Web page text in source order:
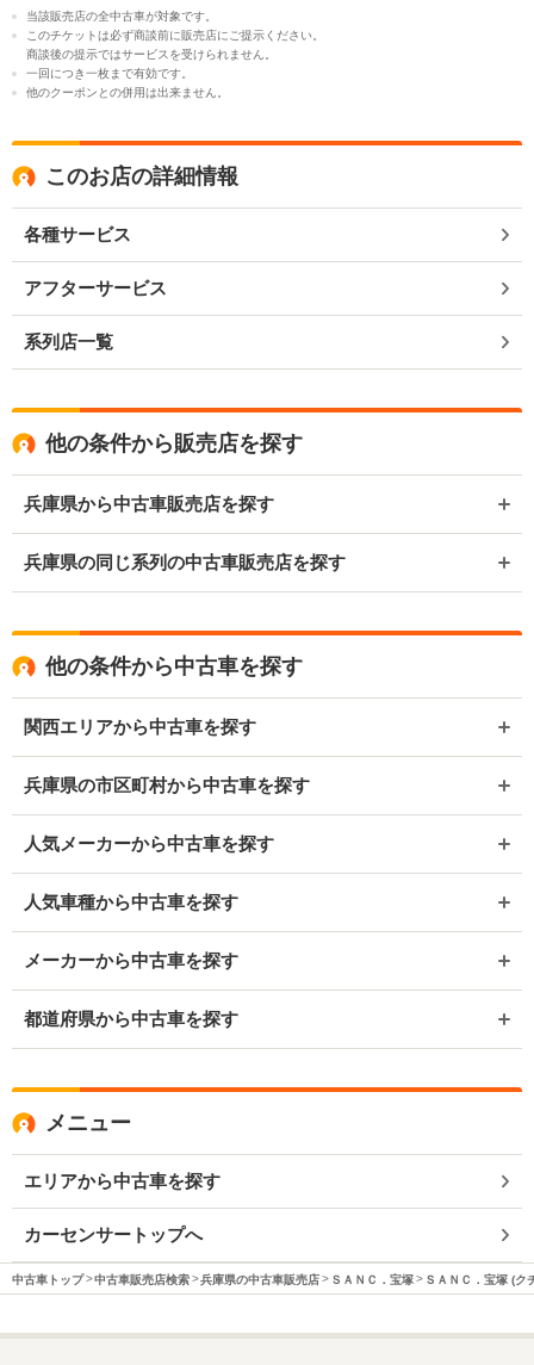
当該販売店の全中古車が対象です。
このチケットは必ず商談前に販売店にご提示ください。
商談後の提示ではサービスを受けられません。
一回につき一枚まで有効です。
他のクーポンとの併用は出来ません。
このお店の詳細情報
各種サービス
アフターサービス
系列店一覧
他の条件から販売店を探す
兵庫県から中古車販売店を探す
兵庫県の同じ系列の中古車販売店を探す
他の条件から中古車を探す
関西エリアから中古車を探す
兵庫県の市区町村から中古車を探す
人気メーカーから中古車を探す
人気車種から中古車を探す
メーカーから中古車を探す
都道府県から中古車を探す
メニュー
エリアから中古車を探す
カーセンサートップへ
中古車トップ 中古車販売店検索 兵庫県の中古車販売店 ＳＡＮＣ．宝塚 ＳＡＮＣ．宝塚 (ク